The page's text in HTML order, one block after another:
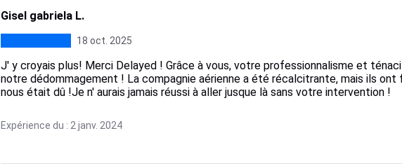
Gisel gabriela L.
18 oct. 2025
J' y croyais plus! Merci Delayed ! Grâce à vous, votre professionnalisme et
notre dédommagement ! La compagnie aérienne a été récalcitrante, mais ils ont
nous était dû !Je n' aurais jamais réussi à aller jusque là sans votre intervention !
Expérience du : 2 janv. 2024